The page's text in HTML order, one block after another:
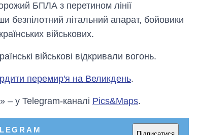
БПЛА з перетином лінії
безпілотний літальний апарат, бойовики
військових.
військові відкривали вогонь.
перемир'я на Великдень.
– у Telegram-каналі Pics&Maps.